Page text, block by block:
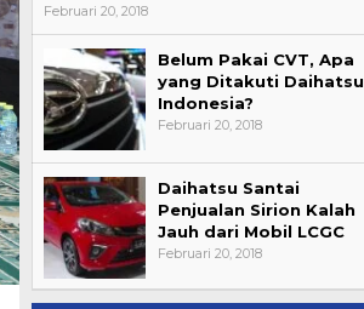
Februari 20, 2018
Belum Pakai CVT, Apa
yang Ditakuti Daihatsu
Indonesia?
Februari 20, 2018
Daihatsu Santai
Penjualan Sirion Kalah
Jauh dari Mobil LCGC
Februari 20, 2018